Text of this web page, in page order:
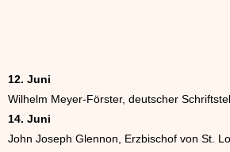
12. Juni
Wilhelm Meyer-Förster, deutscher
14. Juni
John Joseph Glennon, Erzbischof von St.